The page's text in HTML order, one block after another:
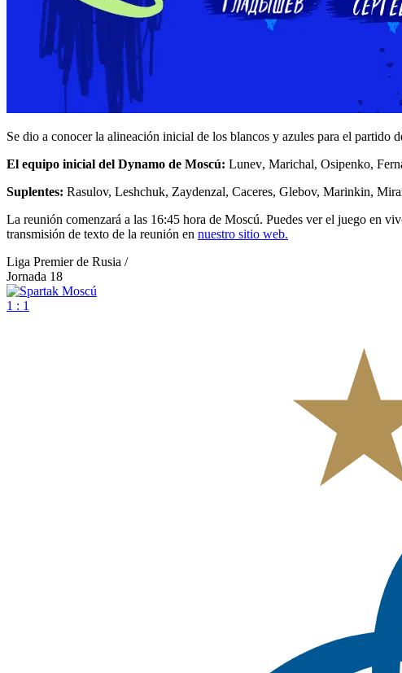
Se dio a conocer la alineación inicial de los blancos y azules para el partido
El equipo inicial del Dynamo de Moscú: Lunev, Marichal, Osipenko,
Suplentes: Rasulov, Leshchuk, Zaydenzal, Caceres, Glebov, Marinkin,
La reunión comenzará a las 16:45 hora de Moscú. Puedes ver el juego en
transmisión de texto de la reunión en nuestro sitio web.
Liga Premier de Rusia /
Jornada 18
1 : 1